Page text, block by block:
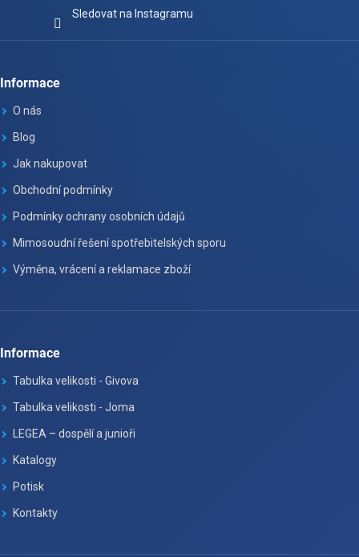
Sledovat na Instagramu
Informace
O nás
Blog
Jak nakupovat
Obchodní podmínky
Podmínky ochrany osobních údajů
Mimosoudní řešení spotřebitelských sporu
Výměna, vrácení a reklamace zboží
Informace
Tabulka velikosti - Givova
Tabulka velikosti - Joma
LEGEA – dospělí a junioři
Katalogy
Potisk
Kontakty